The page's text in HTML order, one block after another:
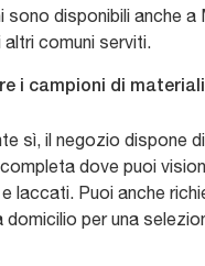
sono disponibili anche a
altri comuni serviti.
i campioni di
sì, il negozio dispone
dove puoi
laccati. Puoi anche
domicilio per una